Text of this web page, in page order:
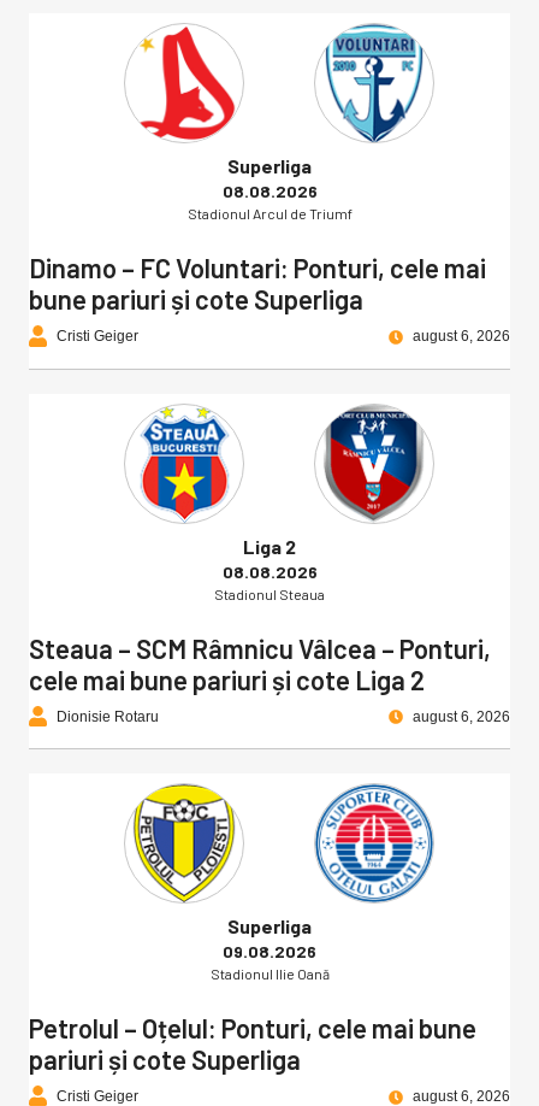
Superliga
08.08.2026
Stadionul Arcul de Triumf
Dinamo – FC Voluntari: Ponturi, cele mai
bune pariuri și cote Superliga
Cristi Geiger august 6, 2026
Liga 2
08.08.2026
Stadionul Steaua
Steaua – SCM Râmnicu Vâlcea – Ponturi,
cele mai bune pariuri și cote Liga 2
Dionisie Rotaru august 6, 2026
Superliga
09.08.2026
Stadionul Ilie Oană
Petrolul – Oțelul: Ponturi, cele mai bune
pariuri și cote Superliga
Cristi Geiger august 6, 2026